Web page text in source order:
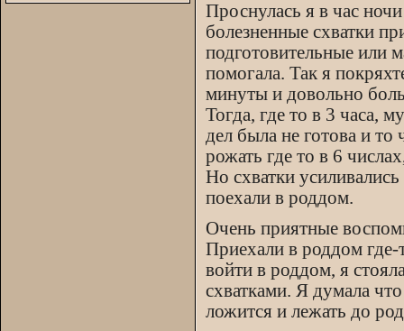
Проснулась я в час
болезненные схватки
подготовительные или
помогала. Так я
минуты и довольно
Тогда, где то в 3 часа,
дел была не готова и то
рожать где то в 6
Но схватки
поехали в роддом.
Очень приятные
Приехали в роддом
войти в роддом, я
схватками. Я думала
ложится и лежать до